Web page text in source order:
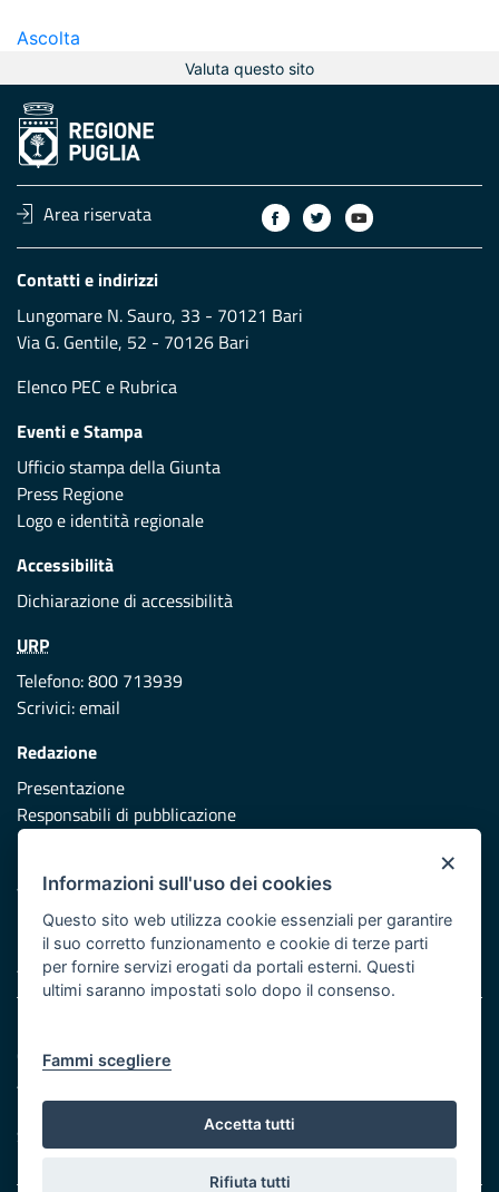
Ascolta
Valuta questo sito
Area riservata
Contatti e indirizzi
Lungomare N. Sauro, 33 - 70121 Bari
Via G. Gentile, 52 - 70126 Bari
Elenco PEC e Rubrica
Eventi e Stampa
Ufficio stampa della Giunta
Press Regione
Logo e identità regionale
Accessibilità
Dichiarazione di accessibilità
URP
Telefono: 800 713939
Scrivici:email
Redazione
Presentazione
Responsabili di pubblicazione
Vai al sito di Protezione Civile Puglia
Iniziativa finanziata con risorse del POR Puglia 2014/2020 -
Asse XI
Cookie e privacy
Atti di notifica
Feed RSS
Servizi Intranet
×
Informazioni sull'uso dei cookies
Questo sito web utilizza cookie essenziali per garantire
il suo corretto funzionamento e cookie di terze parti
per fornire servizi erogati da portali esterni. Questi
ultimi saranno impostati solo dopo il consenso.
Fammi scegliere
Accetta tutti
Rifiuta tutti